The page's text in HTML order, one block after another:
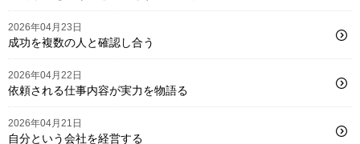
2026年04月23日
成功を複数の人と確認し合う
2026年04月22日
依頼される仕事内容が実力を物語る
2026年04月21日
自分という会社を経営する